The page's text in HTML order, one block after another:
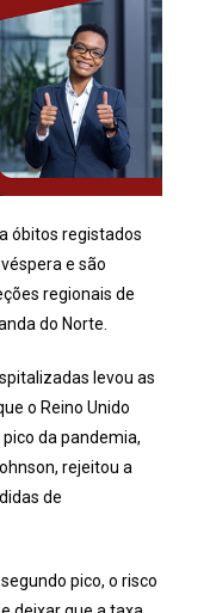
óbitos registados
e são
regionais de
do Norte.
levou as
o Reino Unido
da pandemia,
rejeitou a
de
pico, o risco